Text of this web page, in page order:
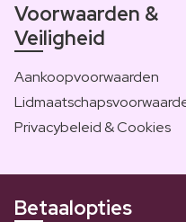
Voorwaarden &
Veiligheid
Aankoopvoorwaarden
Privacybeleid & Cookies
Betaalopties